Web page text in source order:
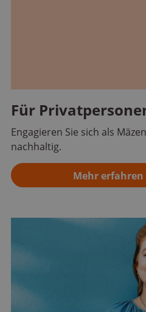
Für
Engagieren Sie sich als
nachhaltig.
Mehr erfahren